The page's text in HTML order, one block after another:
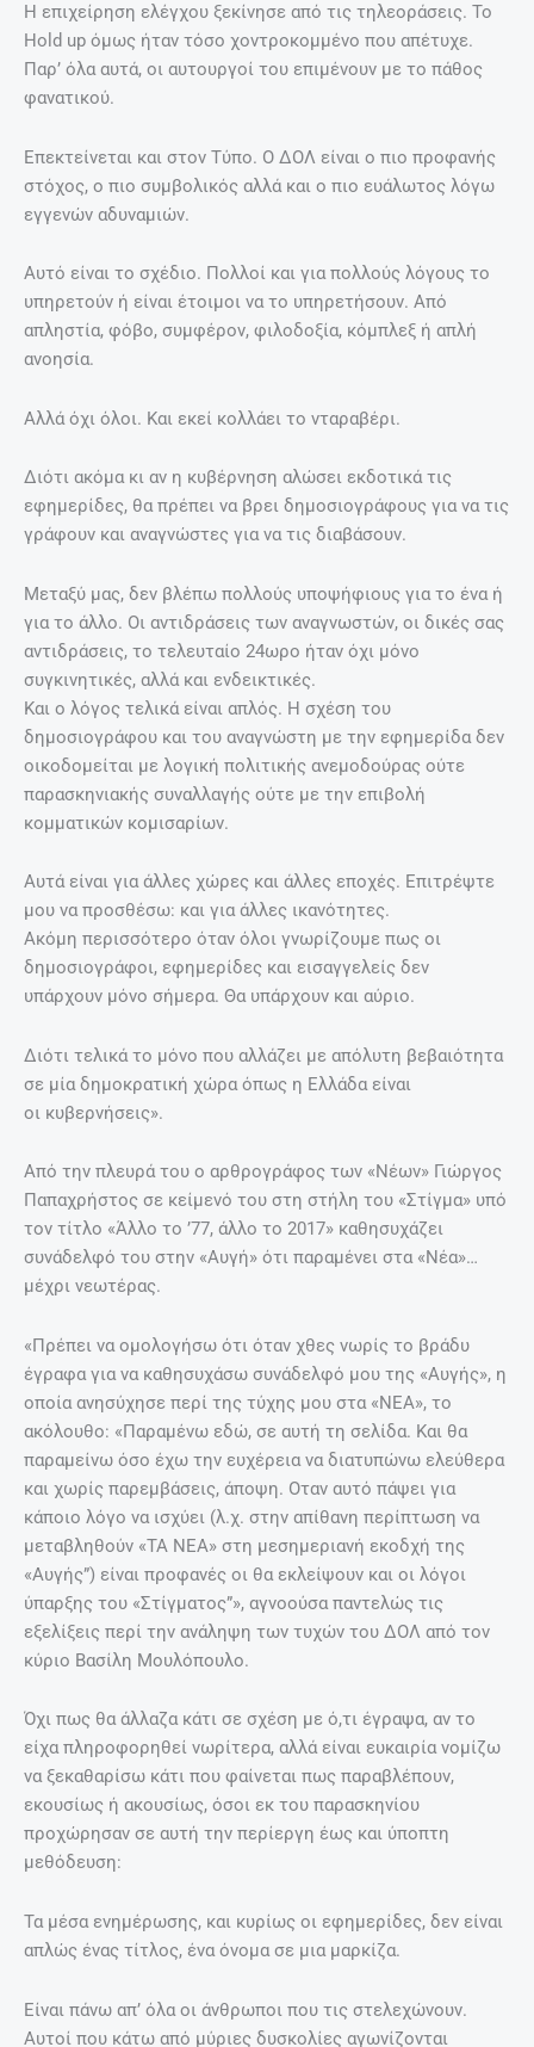
Η επιχείρηση ελέγχου ξεκίνησε από τις τηλεοράσεις. Το
Hold up όμως ήταν τόσο χοντροκομμένο που απέτυχε.
Παρ’ όλα αυτά, οι αυτουργοί του επιμένουν με το πάθος
φανατικού.
Επεκτείνεται και στον Τύπο. Ο ΔΟΛ είναι ο πιο προφανής
στόχος, ο πιο συμβολικός αλλά και ο πιο ευάλωτος λόγω
εγγενών αδυναμιών.
Αυτό είναι το σχέδιο. Πολλοί και για πολλούς λόγους το
υπηρετούν ή είναι έτοιμοι να το υπηρετήσουν. Από
απληστία, φόβο, συμφέρον, φιλοδοξία, κόμπλεξ ή απλή
ανοησία.
Αλλά όχι όλοι. Και εκεί κολλάει το νταραβέρι.
Διότι ακόμα κι αν η κυβέρνηση αλώσει εκδοτικά τις
εφημερίδες, θα πρέπει να βρει δημοσιογράφους για να τις
γράφουν και αναγνώστες για να τις διαβάσουν.
Μεταξύ μας, δεν βλέπω πολλούς υποψήφιους για το ένα ή
για το άλλο. Οι αντιδράσεις των αναγνωστών, οι δικές σας
αντιδράσεις, το τελευταίο 24ωρο ήταν όχι μόνο
συγκινητικές, αλλά και ενδεικτικές.
Και ο λόγος τελικά είναι απλός. Η σχέση του
δημοσιογράφου και του αναγνώστη με την εφημερίδα δεν
οικοδομείται με λογική πολιτικής ανεμοδούρας ούτε
παρασκηνιακής συναλλαγής ούτε με την επιβολή
κομματικών κομισαρίων.
Αυτά είναι για άλλες χώρες και άλλες εποχές. Επιτρέψτε
μου να προσθέσω: και για άλλες ικανότητες.
Ακόμη περισσότερο όταν όλοι γνωρίζουμε πως οι
δημοσιογράφοι, εφημερίδες και εισαγγελείς δεν
υπάρχουν μόνο σήμερα. Θα υπάρχουν και αύριο.
Διότι τελικά το μόνο που αλλάζει με απόλυτη βεβαιότητα
σε μία δημοκρατική χώρα όπως η Ελλάδα είναι
οι κυβερνήσεις».
Από την πλευρά του ο αρθρογράφος των «Νέων» Γιώργος
Παπαχρήστος σε κείμενό του στη στήλη του «Στίγμα» υπό
τον τίτλο «Άλλο το ’77, άλλο το 2017» καθησυχάζει
συνάδελφό του στην «Αυγή» ότι παραμένει στα «Νέα»…
μέχρι νεωτέρας.
«Πρέπει να ομολογήσω ότι όταν χθες νωρίς το βράδυ
έγραφα για να καθησυχάσω συνάδελφό μου της «Αυγής», η
οποία ανησύχησε περί της τύχης μου στα «ΝΕΑ», το
ακόλουθο: «Παραμένω εδώ, σε αυτή τη σελίδα. Και θα
παραμείνω όσο έχω την ευχέρεια να διατυπώνω ελεύθερα
και χωρίς παρεμβάσεις, άποψη. Οταν αυτό πάψει για
κάποιο λόγο να ισχύει (λ.χ. στην απίθανη περίπτωση να
μεταβληθούν «ΤΑ ΝΕΑ» στη μεσημεριανή εκοδχή της
«Αυγής”) είναι προφανές οι θα εκλείψουν και οι λόγοι
ύπαρξης του «Στίγματος”», αγνοούσα παντελώς τις
εξελίξεις περί την ανάληψη των τυχών του ΔΟΛ από τον
κύριο Βασίλη Μουλόπουλο.
Όχι πως θα άλλαζα κάτι σε σχέση με ό,τι έγραψα, αν το
είχα πληροφορηθεί νωρίτερα, αλλά είναι ευκαιρία νομίζω
να ξεκαθαρίσω κάτι που φαίνεται πως παραβλέπουν,
εκουσίως ή ακουσίως, όσοι εκ του παρασκηνίου
προχώρησαν σε αυτή την περίεργη έως και ύποπτη
μεθόδευση:
Τα μέσα ενημέρωσης, και κυρίως οι εφημερίδες, δεν είναι
απλώς ένας τίτλος, ένα όνομα σε μια μαρκίζα.
Είναι πάνω απ’ όλα οι άνθρωποι που τις στελεχώνουν.
Αυτοί που κάτω από μύριες δυσκολίες αγωνίζονται